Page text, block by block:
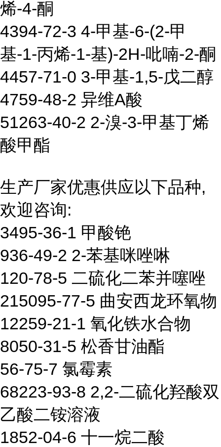
烯-4-酮
4394-72-3 4-甲基-6-(2-甲
基-1-丙烯-1-基)-2H-吡喃-2-酮
4457-71-0 3-甲基-1,5-戊二醇
4759-48-2 异维A酸
51263-40-2 2-溴-3-甲基丁烯
酸甲酯
生产厂家优惠供应以下品种,
欢迎咨询:
3495-36-1 甲酸铯
936-49-2 2-苯基咪唑啉
120-78-5 二硫化二苯并噻唑
215095-77-5 曲安西龙环氧物
12259-21-1 氧化铁水合物
8050-31-5 松香甘油酯
56-75-7 氯霉素
68223-93-8 2,2-二硫化羟酸双
乙酸二铵溶液
1852-04-6 十一烷二酸